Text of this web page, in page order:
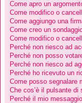
Come apro un
Come modifico o
Come aggiungo una
Come creo un
Come modifico o
Perché non riesco ad
Perché non posso
Perché non riesco ad
Perché ho ricevuto un
Come posso segnalare
Che cos’è il pulsante
Perché il mio